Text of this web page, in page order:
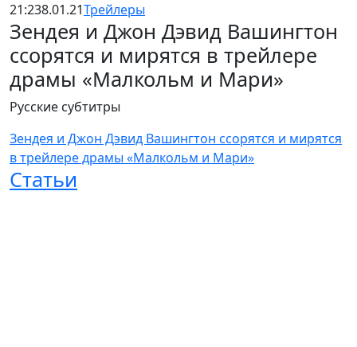
21:238.01.21Трейлеры
Зендея и Джон Дэвид Вашингтон
ссорятся и мирятся в трейлере
драмы «Малкольм и Мари»
Русские субтитры
Зендея и Джон Дэвид Вашингтон ссорятся и мирятся
в трейлере драмы «Малкольм и Мари»
Статьи